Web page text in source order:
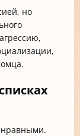
но